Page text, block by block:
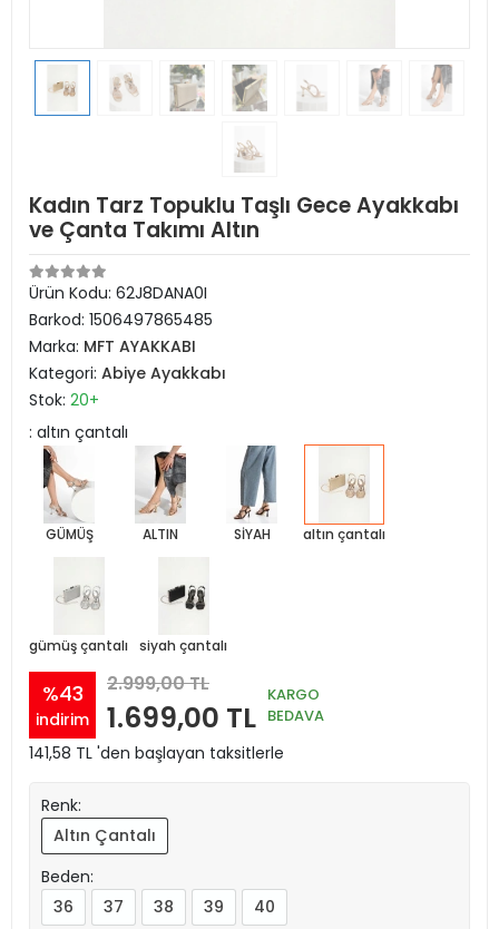
Kadın Tarz Topuklu Taşlı Gece Ayakkabı
ve Çanta Takımı Altın
Ürün Kodu: 62J8DANA0I
Barkod: 1506497865485
Marka: MFT AYAKKABI
Kategori: Abiye Ayakkabı
Stok: 20+
: altın çantalı
GÜMÜŞ ALTIN SİYAH altın çantalı
gümüş çantalı siyah çantalı
%43
indirim
2.999,00 TL
1.699,00 TL
KARGO
BEDAVA
141,58 TL 'den başlayan taksitlerle
Renk:
Altın Çantalı
Beden:
36
37 38 39 40